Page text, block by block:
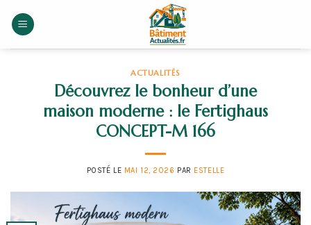
ACTUALITÉS
Découvrez le bonheur d’une
maison moderne : le Fertighaus
CONCEPT-M 166
POSTÉ LE MAI 12, 2026 PAR ESTELLE